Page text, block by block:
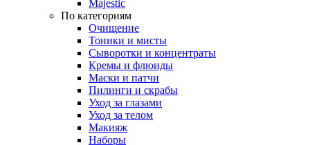
Majestic
По категориям
Очищение
Тоники и мисты
Сыворотки и концентраты
Кремы и флюиды
Маски и патчи
Пилинги и скрабы
Уход за глазами
Уход за телом
Макияж
Наборы